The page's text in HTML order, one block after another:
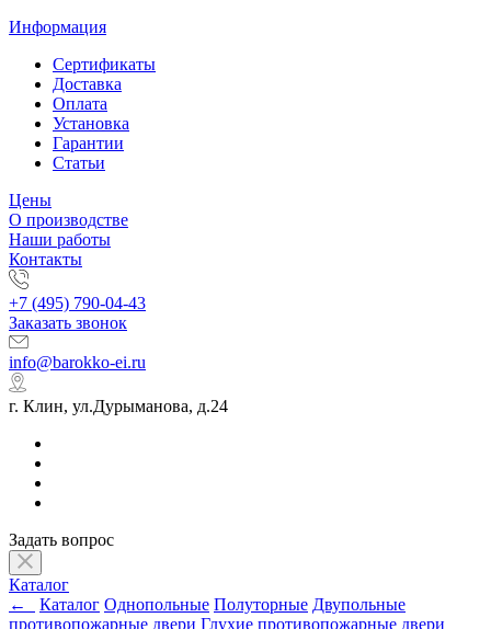
Информация
Сертификаты
Доставка
Оплата
Установка
Гарантии
Статьи
Цены
О производстве
Наши работы
Контакты
+7 (495) 790-04-43
Заказать звонок
info@barokko-ei.ru
г. Клин, ул.Дурыманова, д.24
Задать вопрос
Каталог
←
Каталог Однопольные Полуторные Двупольные
противопожарные двери Глухие противопожарные двери